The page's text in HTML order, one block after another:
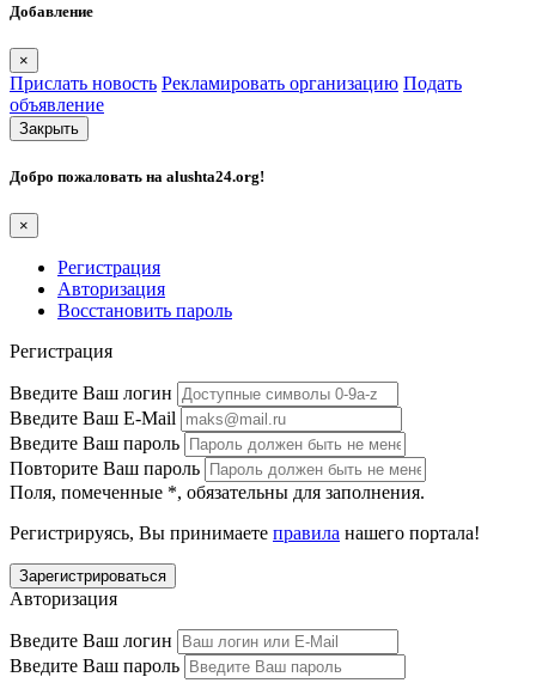
Добавление
×
Прислать новость Рекламировать организацию Подать
объявление
Закрыть
Добро пожаловать на alushta24.org!
×
Регистрация
Авторизация
Восстановить пароль
Регистрация
Введите Ваш логин
Введите Ваш E-Mail
Введите Ваш пароль
Повторите Ваш пароль
Поля, помеченные *, обязательны для заполнения.
Регистрируясь, Вы принимаете правила нашего портала!
Авторизация
Введите Ваш логин
Введите Ваш пароль